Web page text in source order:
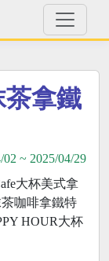
拿鐵
02 ~ 2025/04/29
大杯美式拿
咖啡拿鐵特
HOUR大杯